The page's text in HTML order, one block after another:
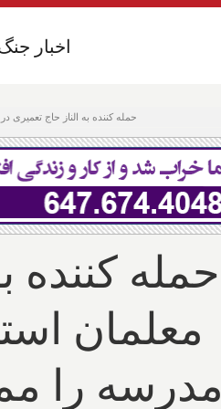
حمله کننده به الناز حاج
اخبار
اخبار
حمله کننده
معلمان
مدرسه را